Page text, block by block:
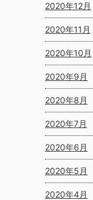
2020年12月
2020年11月
2020年10月
2020年9月
2020年8月
2020年7月
2020年6月
2020年5月
2020年4月